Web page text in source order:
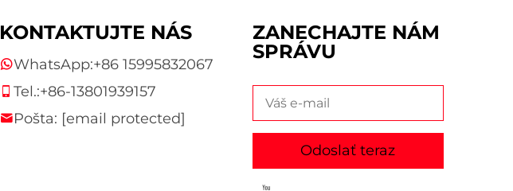
KONTAKTUJTE NÁS
WhatsApp:+86 15995832067
Tel.:+86-13801939157
Pošta: [email protected]
ZANECHAJTE NÁM
SPRÁVU
Odoslať teraz